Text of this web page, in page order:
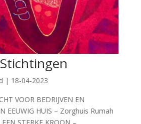
| 18-04-2023
VOOR BEDRIJVEN EN
EEUWIG HUIS – Zorghuis Rumah